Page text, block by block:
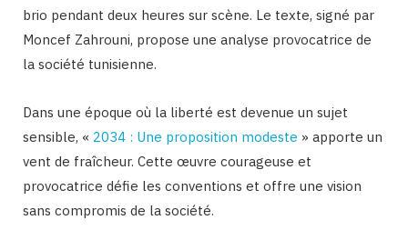
brio pendant deux heures sur scène. Le texte, signé par
Moncef Zahrouni, propose une analyse provocatrice de
la société tunisienne.
Dans une époque où la liberté est devenue un sujet
sensible, « 2034 : Une proposition modeste » apporte un
vent de fraîcheur. Cette œuvre courageuse et
provocatrice défie les conventions et offre une vision
sans compromis de la société.